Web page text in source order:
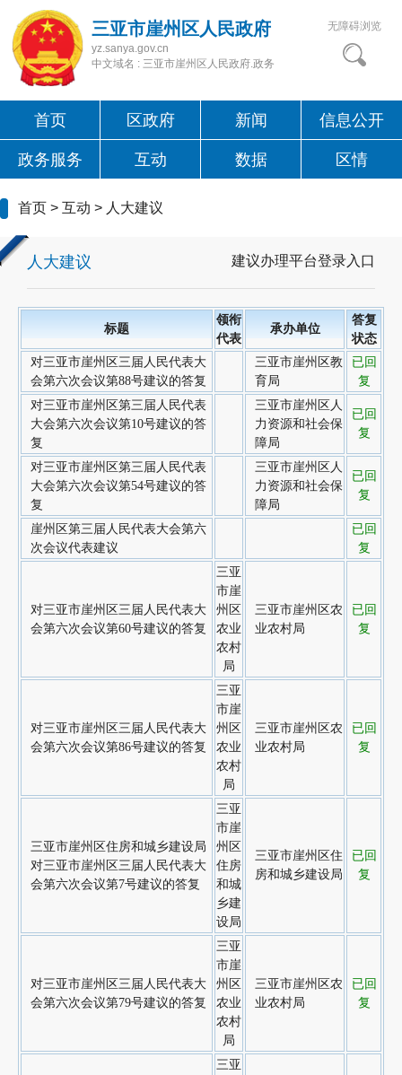
三亚市崖州区人民政府
yz.sanya.gov.cn
中文域名 : 三亚市崖州区人民政府.政务
无障碍浏览
首页 区政府 新闻 信息公开
政务服务 互动 数据 区情
首页 > 互动 > 人大建议
建议办理平台登录入口
人大建议
标题
领衔
代表
承办单位
答复
状态
对三亚市崖州区三届人民代表大
会第六次会议第88号建议的答复
三亚市崖州区教
育局
已回
复
对三亚市崖州区第三届人民代表
大会第六次会议第10号建议的答
复
三亚市崖州区人
力资源和社会保
障局
已回
复
对三亚市崖州区第三届人民代表
大会第六次会议第54号建议的答
复
三亚市崖州区人
力资源和社会保
障局
已回
复
崖州区第三届人民代表大会第六
次会议代表建议
已回
复
对三亚市崖州区三届人民代表大
会第六次会议第60号建议的答复
三亚
市崖
州区
农业
农村
局
三亚市崖州区农
业农村局
已回
复
对三亚市崖州区三届人民代表大
会第六次会议第86号建议的答复
三亚
市崖
州区
农业
农村
局
三亚市崖州区农
业农村局
已回
复
三亚市崖州区住房和城乡建设局
对三亚市崖州区三届人民代表大
会第六次会议第7号建议的答复
三亚
市崖
州区
住房
和城
乡建
设局
三亚市崖州区住
房和城乡建设局
已回
复
对三亚市崖州区三届人民代表大
会第六次会议第79号建议的答复
三亚
市崖
州区
农业
农村
局
三亚市崖州区农
业农村局
已回
复
三亚